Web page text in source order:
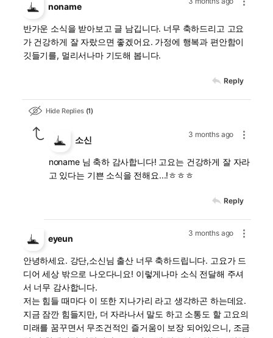
noname
반가운 소식을 받아보고 글 남깁니다. 너무 축하드리고 고요
가 건강하게 잘 자랐으면 좋겠어요. 가정에 행복과 편안함이
깃들기를, 멀리서나마 기도해 봅니다.
Reply
Hide Replies 1
3 months ago
소신
noname 님 축하 감사합니다! 고요는 건강하게 잘 자라
고 있다는 기쁜 소식을 전해요...!ㅎㅎㅎ
Reply
3 months ago
eyeun
안녕하세요. 강단,소신님 출산 너무 축하드립니다. 고요가 드
디어 세상 밖으로 나오다니요! 이렇게나마 소식 전달해 주셔
서 너무 감사합니다.
저는 힘들 때마다 이 또한 지나가리 라고 생각하곤 하는데요.
지금 잠깐 힘들지만, 더 자라나서 말도 하고 소통도 할 고요의
미래를 꿈꾸면서 무조건적인 즐거움이 보장 되어있으니, 조금